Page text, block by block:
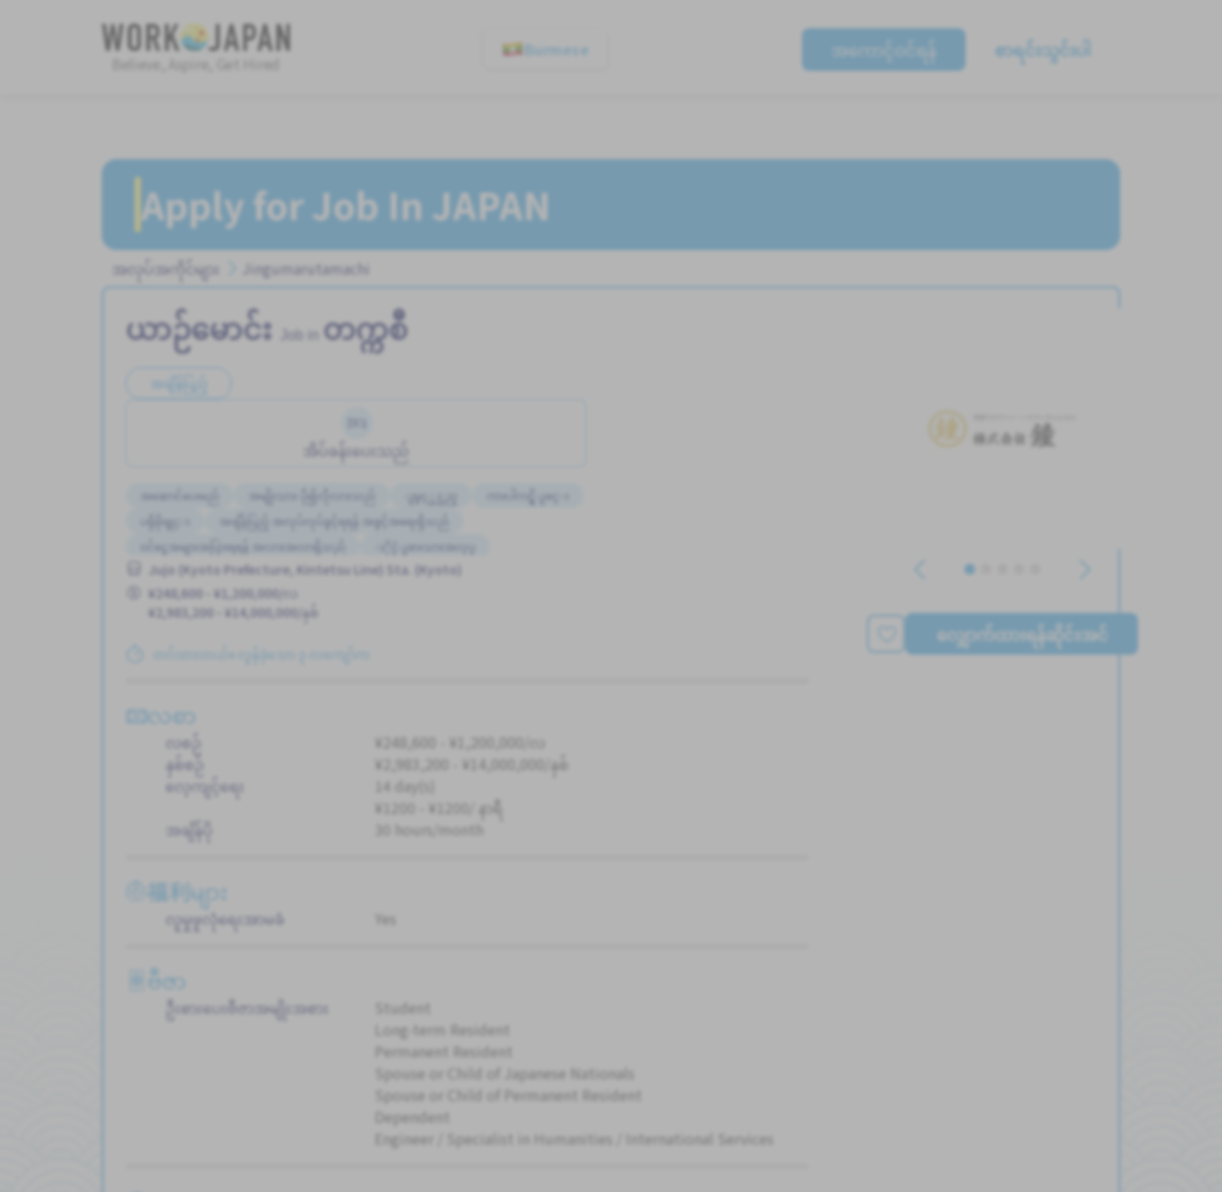
Believe, Aspire, Get Hired
Burmese အကောင့်ဝင်ရန် စာရင်းသွင်းပါ
Apply for Job In JAPAN
အလုပ်အကိုင်များ Jingumarutamachi
ယာဉ်မောင်း တက္ကစီ
အချိန်ပြည့်
အိပ်ခန်းပေးသည်
အဆောင်ပေးမည် အမျိုးသား ပို၍လိုလားသည် ျမွင့္တင္သည္
ကားပါကင္ရွိျခင္း
ပရိုမိုးရွင္း
အချိန်ပြည့် အလုပ်လုပ်ခွင့်ရရန် အခွင့်အရေးရှိသည်
ဝင်ငွေအများအပြားရရန် အလားအလာရှိသည်
ႏိုင္ငံျခားသားအလုပ္
ကျောင်းသား ဗီဇာ ပို၍လိုလားသည်
လမ္းစရိတ္ေပးသည္
အမျိုးသမီး ပို၍လိုလားသည်
နိုင်ငံခြားသားများအတွက် လေ့ကျင့်သင်ကြားနိုင်မည့် လက်စွဲစာအုပ်ရှိသည်
Jujo (Kyoto Prefecture, Kintetsu Line) Sta. (Kyoto)
¥248,600 - ¥1,200,000/လ
¥2,983,200 - ¥14,000,000/နှစ်
တင်ထားတယ်။ လွန်ခဲ့သော ၃ လကျော်က
လစာ
လစဉ်
¥248,600 - ¥1,200,000/လ
နှစ်စဉ်
¥2,983,200 - ¥14,000,000/နှစ်
လေ့ကျင့်ရေး
14 day(s)
¥1200 - ¥1200/ နာရီ
အချိန်ပို
30 hours/month
福利များ
လူမှုဖူလုံရေးအာမခံ Yes
ဗီဇာ
ဦးစားပေးဗီဇာအမျိုးအစား
Student
Long-term Resident
Permanent Resident
Spouse or Child of Japanese Nationals
Spouse or Child of Permanent Resident
Dependent
Engineer / Specialist in Humanities / International Services
လျှောက်ထားရန်ဆိုင်းအင်